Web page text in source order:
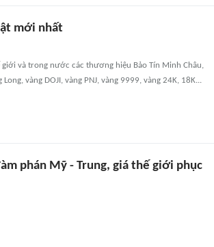
mới nhất
giới và trong nước các thương hiệu Bảo Tín Minh Châu,
vàng DOJI, vàng PNJ, vàng 9999, vàng 24K, 18K...
phán Mỹ - Trung, giá thế giới phục